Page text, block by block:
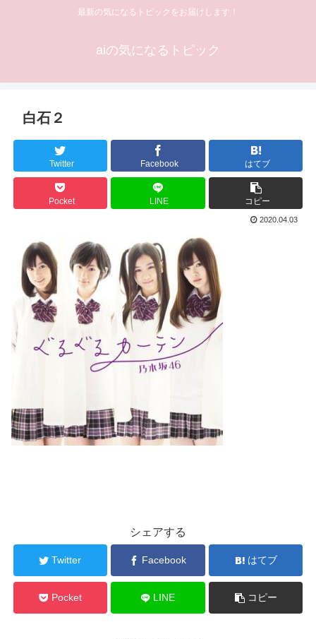
最新の気になるトピックをお届けします！
aiの気になるトピック
白石２
Twitter Facebook はてブ
Pocket LINE コピー
2020.04.03
シェアする
Twitter Facebook はてブ
Pocket LINE コピー